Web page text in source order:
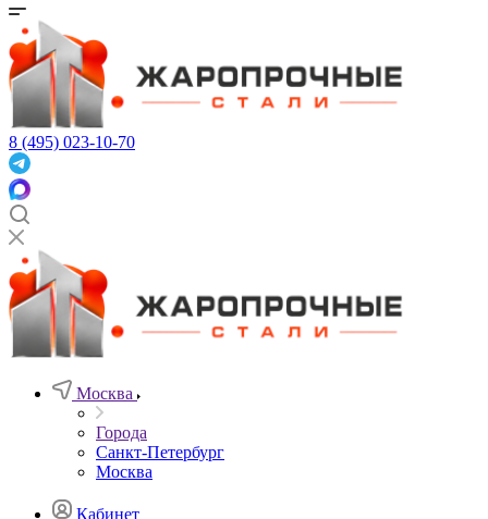
8 (495) 023-10-70
Москва
Города
Санкт-Петербург
Москва
Кабинет